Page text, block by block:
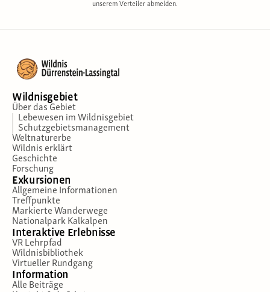
unserem Verteiler abmelden.
Wildnisgebiet
Über das Gebiet
Lebewesen im Wildnisgebiet
Schutzgebietsmanagement
Weltnaturerbe
Wildnis erklärt
Geschichte
Forschung
Exkursionen
Allgemeine Informationen
Treffpunkte
Markierte Wanderwege
Nationalpark Kalkalpen
Interaktive Erlebnisse
VR Lehrpfad
Wildnisbibliothek
Virtueller Rundgang
Information
Alle Beiträge